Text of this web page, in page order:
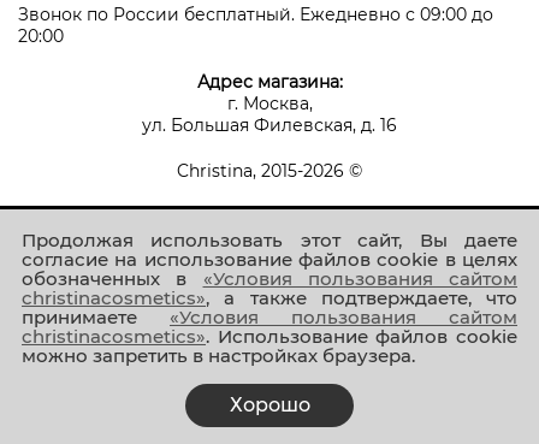
Продолжая использовать этот сайт, Вы даете
согласие на использование файлов cookie в целях
обозначенных в «Условия пользования сайтом
christinacosmetics», а также подтверждаете, что
принимаете «Условия пользования сайтом
christinacosmetics». Использование файлов cookie
можно запретить в настройках браузера.
Хорошо
Звонок по России бесплатный. Ежедневно с 09:00 до
20:00
Адрес магазина:
г. Москва,
ул. Большая Филевская, д. 16
Christina, 2015-2026 ©
Присоединяйтесь к нам!